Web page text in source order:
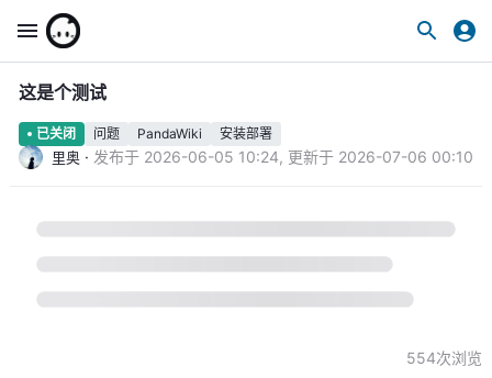
这是个测试
已关闭 问题 PandaWiki 安装部署
里奥 · 发布于 2026-06-05 10:24, 更新于 2026-07-06 00:10
554次浏览